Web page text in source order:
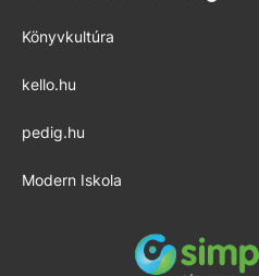
Könyvkultúra
kello.hu
pedig.hu
Modern Iskola